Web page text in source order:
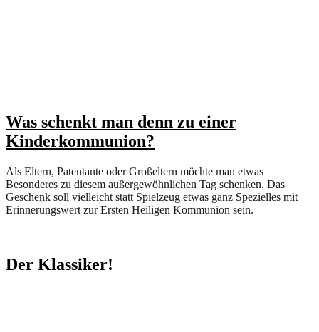
Was schenkt man denn zu einer
Kinderkommunion?
Als Eltern, Patentante oder Großeltern möchte man etwas
Besonderes zu diesem außergewöhnlichen Tag schenken. Das
Geschenk soll vielleicht statt Spielzeug etwas ganz Spezielles mit
Erinnerungswert zur Ersten Heiligen Kommunion sein.
Der Klassiker!